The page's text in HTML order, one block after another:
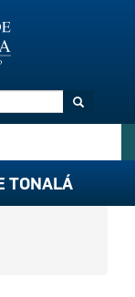
Buscar
TONALÁ